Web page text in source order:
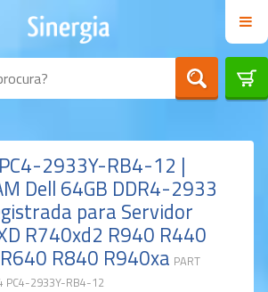
2933Y-RB4-12 |
Dell 64GB DDR4-2933
para Servidor
R740xd2 R940 R440
R840 R940xa PART
PC4-2933Y-RB4-12